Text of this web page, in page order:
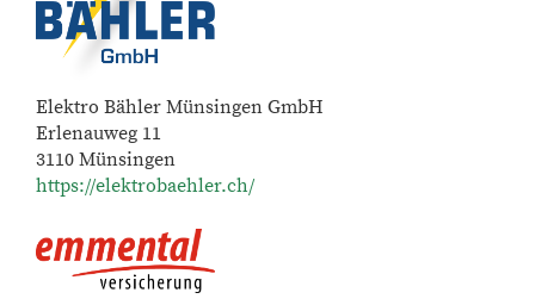
Elektro Bähler Münsingen GmbH
Erlenauweg 11
3110 Münsingen
https://elektrobaehler.ch/